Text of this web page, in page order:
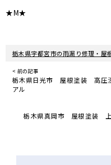
★M★
栃木県宇都宮市の雨漏り修理・屋
< 前の記事
栃木県日光市 屋根塗装 高圧
アル
栃木県真岡市 屋根塗装